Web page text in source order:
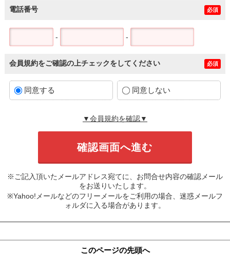
電話番号 必須
- -
会員規約をご確認の上チェックをしてください 必須
同意する 同意しない
▼会員規約を確認▼
※ご記入頂いたメールアドレス宛てに、お問合せ内容の確認メール
をお送りいたします。
※Yahoo!メールなどのフリーメールをご利用の場合、迷惑メールフ
ォルダに入る場合があります。
このページの先頭へ